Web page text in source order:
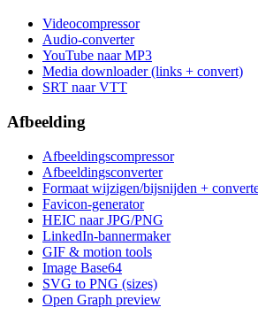
Videocompressor
Audio-converter
YouTube naar MP3
Media downloader (links + convert)
SRT naar VTT
Afbeelding
Afbeeldingscompressor
Afbeeldingsconverter
Formaat wijzigen/bijsnijden +
Favicon-generator
HEIC naar JPG/PNG
LinkedIn-bannermaker
GIF & motion tools
Image Base64
SVG to PNG (sizes)
Open Graph preview